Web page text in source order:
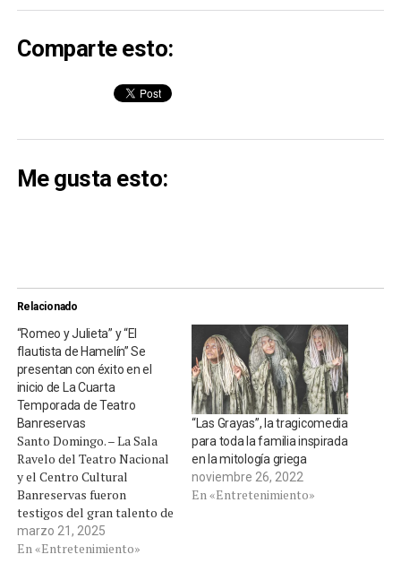
Comparte esto:
Me gusta esto:
Relacionado
“Romeo y Julieta” y “El
flautista de Hamelín” Se
presentan con éxito en el
inicio de La Cuarta
Temporada de Teatro
Banreservas
Santo Domingo. – La Sala
Ravelo del Teatro Nacional
y el Centro Cultural
Banreservas fueron
testigos del gran talento de
actores, productores y
teatristas con que cuenta la
marzo 21, 2025
En «Entretenimiento»
“Las Grayas”, la tragicomedia
para toda la familia inspirada
en la mitología griega
noviembre 26, 2022
En «Entretenimiento»